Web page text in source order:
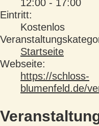
12:00 - 17:00
Eintritt:
Kostenlos
Startseite
Webseite:
https://schloss-
blumenfeld.de/